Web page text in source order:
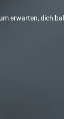
erwarten, dich